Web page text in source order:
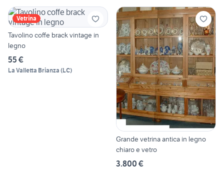
Vetrina
Tavolino coffe brack vintage in
legno
55 €
La Valletta Brianza (LC)
Grande vetrina antica in legno
chiaro e vetro
3.800 €